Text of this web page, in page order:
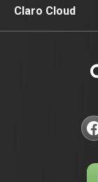
Equipos para su
Claro Media
Noticias de interés
Claro Cloud